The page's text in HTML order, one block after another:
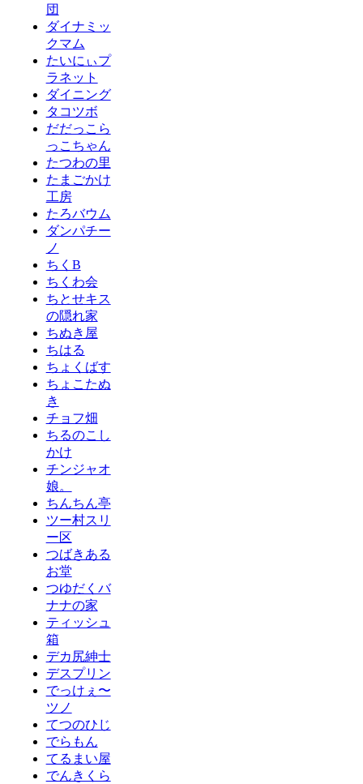
団
ダイナミッ
クマム
たいにぃプ
ラネット
ダイニング
タコツボ
だだっこら
っこちゃん
たつわの里
たまごかけ
工房
たろバウム
ダンパチー
ノ
ちくB
ちくわ会
ちとせキス
の隠れ家
ちぬき屋
ちはる
ちょくばす
ちょこたぬ
き
チョフ畑
ちるのこし
かけ
チンジャオ
娘。
ちんちん亭
ツー村スリ
ー区
つばきある
お堂
つゆだくバ
ナナの家
ティッシュ
箱
デカ尻紳士
デスプリン
でっけぇ〜
ツノ
てつのひじ
でらもん
てるまい屋
でんきくら